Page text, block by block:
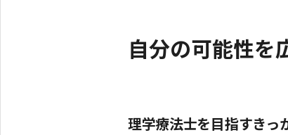
自分の可能性を
理学療法士を目指すきっ